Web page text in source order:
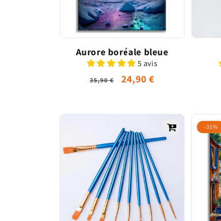
Aurore boréale bleue
5 avis
Prix
35,90 €
Prix
24,90 €
-31%